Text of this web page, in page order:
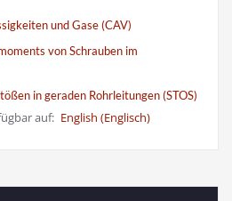
und Gase (CAV)
von Schrauben im
in geraden Rohrleitungen (STOS)
auf: English (Englisch)